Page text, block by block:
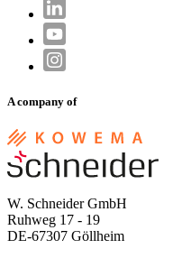
A company of
W. Schneider GmbH
Ruhweg 17 - 19
DE-67307 Göllheim